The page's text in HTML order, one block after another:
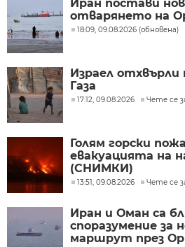
Иран постави
отварянето на
18:09, 09.08.2026 (обновена)
Израел
Газа
17:12, 09.08.2026 Чете се
Голям горски
евакуацията на
(СНИМКИ)
13:51, 09.08.2026 Чете се
Иран и Оман са
споразумение за
маршрут през